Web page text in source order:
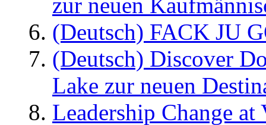
(Deutsch) FACK JU
(Deutsch) Discover
Lake zur neuen
Leadership Change